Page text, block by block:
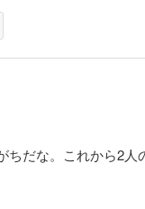
だな。これから2人